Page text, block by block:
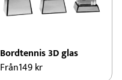
Bordtennis 3D glas
Från149kr